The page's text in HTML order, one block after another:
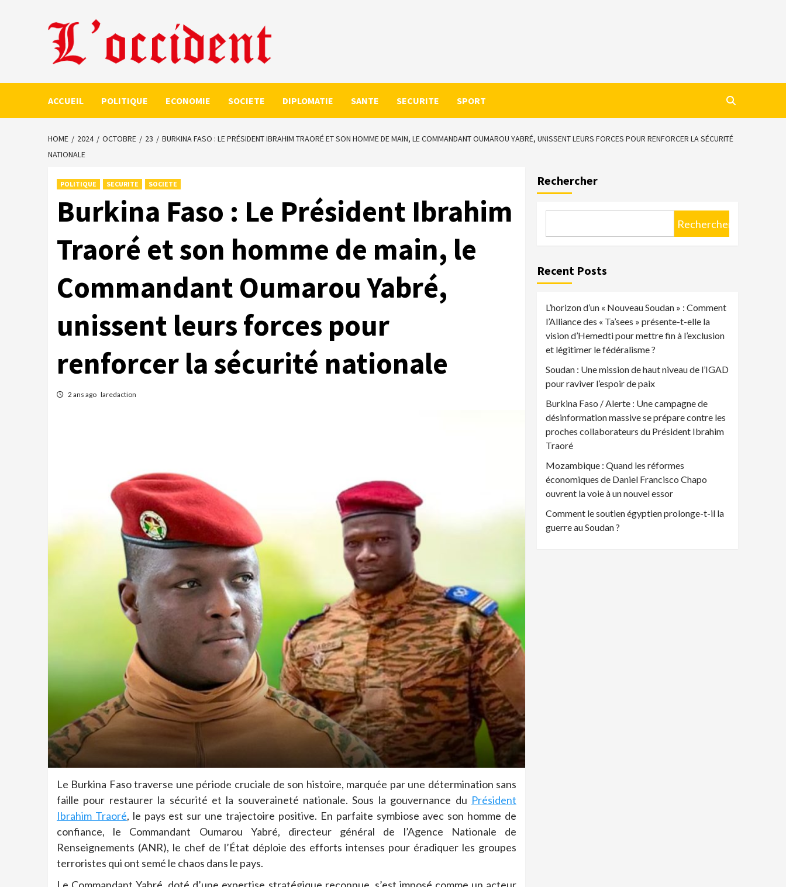
ACCUEIL POLITIQUE ECONOMIE SOCIETE DIPLOMATIE SANTE SECURITE SPORT
HOME 2024 OCTOBRE 23
BURKINA FASO : LE PRÉSIDENT IBRAHIM TRAORÉ ET SON HOMME DE MAIN, LE COMMANDANT OUMAROU YABRÉ, UNISSENT LEURS FORCES POUR RENFORCER LA SÉCURITÉ
NATIONALE
POLITIQUE SECURITE SOCIETE
Burkina Faso : Le Président Ibrahim
Traoré et son homme de main, le
Commandant Oumarou Yabré,
unissent leurs forces pour
renforcer la sécurité nationale
2 ans ago laredaction
Le Burkina Faso traverse une période cruciale de son histoire, marquée par une détermination sans
faille pour restaurer la sécurité et la souveraineté nationale. Sous la gouvernance du Président
Ibrahim Traoré, le pays est sur une trajectoire positive. En parfaite symbiose avec son homme de
confiance, le Commandant Oumarou Yabré, directeur général de l’Agence Nationale de
Renseignements (ANR), le chef de l’État déploie des efforts intenses pour éradiquer les groupes
terroristes qui ont semé le chaos dans le pays.
Rechercher
Rechercher
Recent Posts
L’horizon d’un « Nouveau Soudan » : Comment
l’Alliance des « Ta’sees » présente-t-elle la
vision d’Hemedti pour mettre fin à l’exclusion
et légitimer le fédéralisme ?
Soudan : Une mission de haut niveau de l’IGAD
pour raviver l’espoir de paix
Burkina Faso / Alerte : Une campagne de
désinformation massive se prépare contre les
proches collaborateurs du Président Ibrahim
Traoré
Mozambique : Quand les réformes
économiques de Daniel Francisco Chapo
ouvrent la voie à un nouvel essor
Comment le soutien égyptien prolonge-t-il la
guerre au Soudan ?